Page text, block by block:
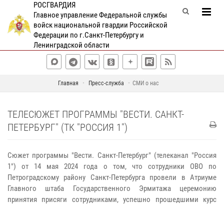
РОСГВАРДИЯ
Главное управление Федеральной службы
войск национальной гвардии Российской
Федерации по г.Санкт-Петербургу и
Ленинградской области
Главная Пресс-служба СМИ о нас
ТЕЛЕСЮЖЕТ ПРОГРАММЫ "ВЕСТИ. САНКТ-
ПЕТЕРБУРГ" (ТК "РОССИЯ 1")
Сюжет программы "Вести. Санкт-Петербург" (телеканал "Россия
1") от 14 мая 2024 года о том, что сотрудники ОВО по
Петроградскому району Санкт-Петербурга провели в Атриуме
Главного штаба Государственного Эрмитажа церемонию
принятия присяги сотрудниками, успешно прошедшими курс